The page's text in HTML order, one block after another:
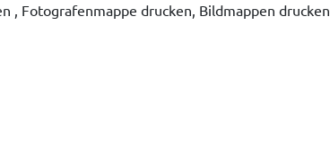
, Fotografenmappe drucken, Bildmappen drucken